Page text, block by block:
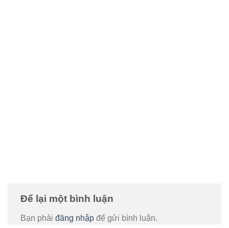
Để lại một bình luận
Bạn phải đăng nhập để gửi bình luận.